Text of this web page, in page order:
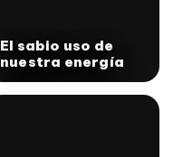
El sabio uso de
nuestra energía